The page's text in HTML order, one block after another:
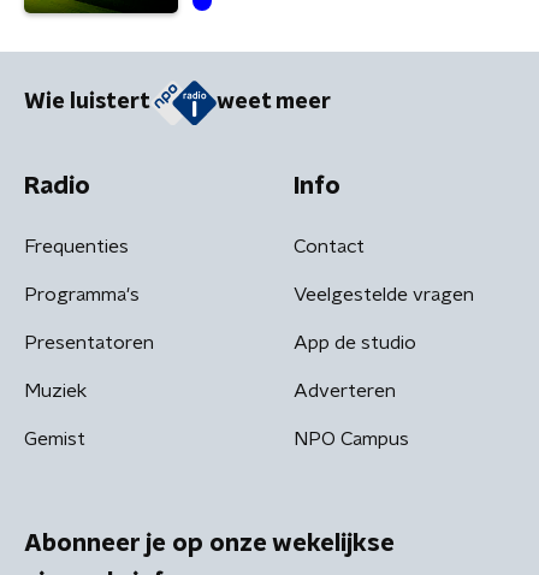
Wie luistert weet meer
Radio
Frequenties
Programma's
Presentatoren
Muziek
Gemist
Info
Contact
Veelgestelde vragen
App de studio
Adverteren
NPO Campus
Abonneer je op onze wekelijkse